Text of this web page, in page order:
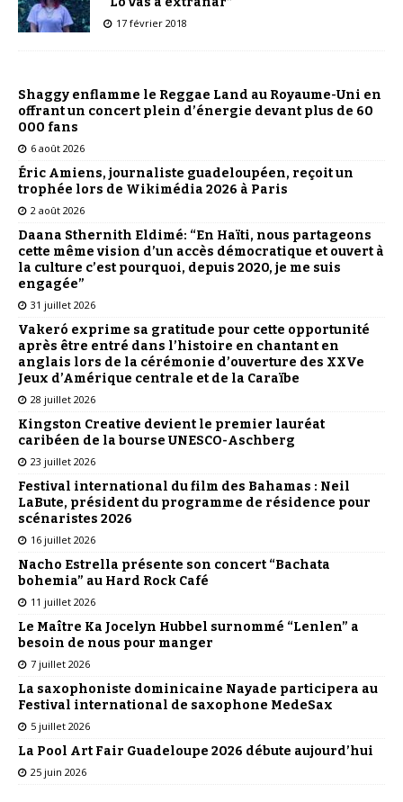
17 février 2018
Shaggy enflamme le Reggae Land au Royaume-Uni en
offrant un concert plein d’énergie devant plus de 60
000 fans
6 août 2026
Éric Amiens, journaliste guadeloupéen, reçoit un
trophée lors de Wikimédia 2026 à Paris
2 août 2026
Daana Sthernith Eldimé: “En Haïti, nous partageons
cette même vision d’un accès démocratique et ouvert à
la culture c’est pourquoi, depuis 2020, je me suis
engagée”
31 juillet 2026
Vakeró exprime sa gratitude pour cette opportunité
après être entré dans l’histoire en chantant en
anglais lors de la cérémonie d’ouverture des XXVe
Jeux d’Amérique centrale et de la Caraïbe
28 juillet 2026
Kingston Creative devient le premier lauréat
caribéen de la bourse UNESCO-Aschberg
23 juillet 2026
Festival international du film des Bahamas : Neil
LaBute, président du programme de résidence pour
scénaristes 2026
16 juillet 2026
Nacho Estrella présente son concert “Bachata
bohemia” au Hard Rock Café
11 juillet 2026
Le Maître Ka Jocelyn Hubbel surnommé “Lenlen” a
besoin de nous pour manger
7 juillet 2026
La saxophoniste dominicaine Nayade participera au
Festival international de saxophone MedeSax
5 juillet 2026
La Pool Art Fair Guadeloupe 2026 débute aujourd’hui
25 juin 2026